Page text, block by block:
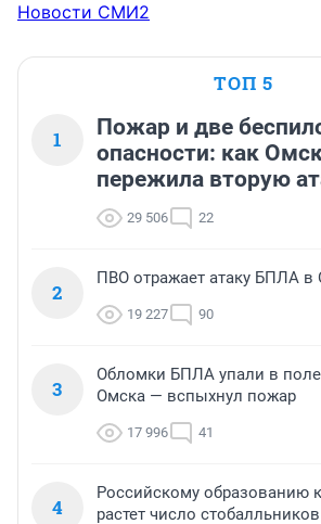
Новости СМИ2
ТОП 5
1
Пожар и две
опасности: как
пережила вторую
29 506 22
2
ПВО отражает атаку БПЛА в
19 227 90
3
Обломки БПЛА упали в поле
Омска — вспыхнул пожар
17 996 41
4
Российскому образованию
растет число